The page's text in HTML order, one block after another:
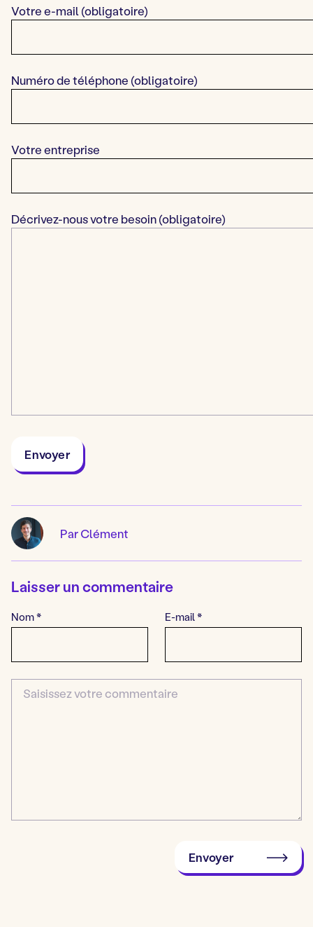
Votre e-mail (obligatoire)
Numéro de téléphone (obligatoire)
Votre entreprise
Décrivez-nous votre besoin (obligatoire)
Par Clément
Laisser un commentaire
Nom* E-mail*
Envoyer